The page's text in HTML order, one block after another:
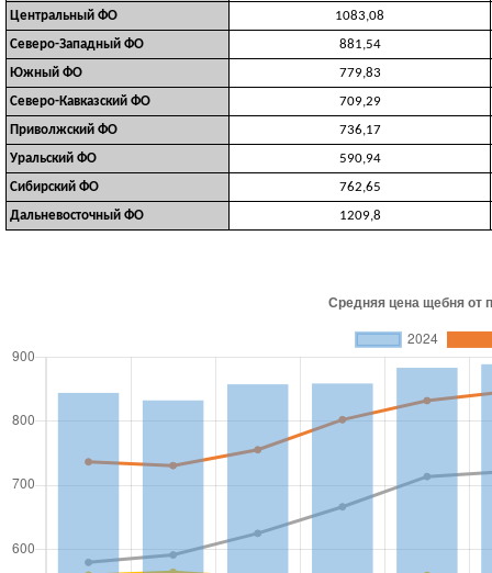
Центральный ФО
1083,08
Северо-Западный ФО
881,54
Южный ФО
779,83
Северо-Кавказский ФО
709,29
Приволжский ФО
736,17
Уральский ФО
590,94
Сибирский ФО
762,65
Дальневосточный ФО
1209,8